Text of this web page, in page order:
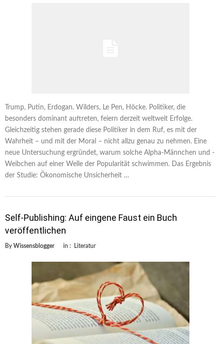
Trump, Putin, Erdogan. Wilders, Le Pen, Höcke. Politiker, die
besonders dominant auftreten, feiern derzeit weltweit Erfolge.
Gleichzeitig stehen gerade diese Politiker in dem Ruf, es mit der
Wahrheit – und mit der Moral – nicht allzu genau zu nehmen. Eine
neue Untersuchung ergründet, warum solche Alpha-Männchen und -
Weibchen auf einer Welle der Popularität schwimmen. Das Ergebnis
der Studie: Ökonomische Unsicherheit …
Self-Publishing: Auf eingene Faust ein Buch
veröffentlichen
By Wissensblogger in : Literatur